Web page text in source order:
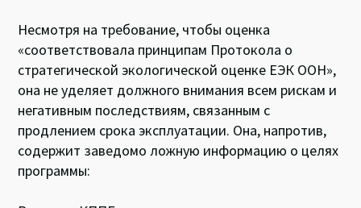
Несмотря на требование, чтобы оценка
«соответствовала принципам Протокола о
стратегической экологической оценке ЕЭК ООН»,
она не уделяет должного внимания всем рискам и
негативным последствиям, связанным с
продлением срока эксплуатации. Она, напротив,
содержит заведомо ложную информацию о целях
программы: